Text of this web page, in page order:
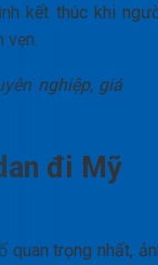
kết thúc khi
vẹn.
nghiệp, giá
đi Mỹ
quan trọng nhất,